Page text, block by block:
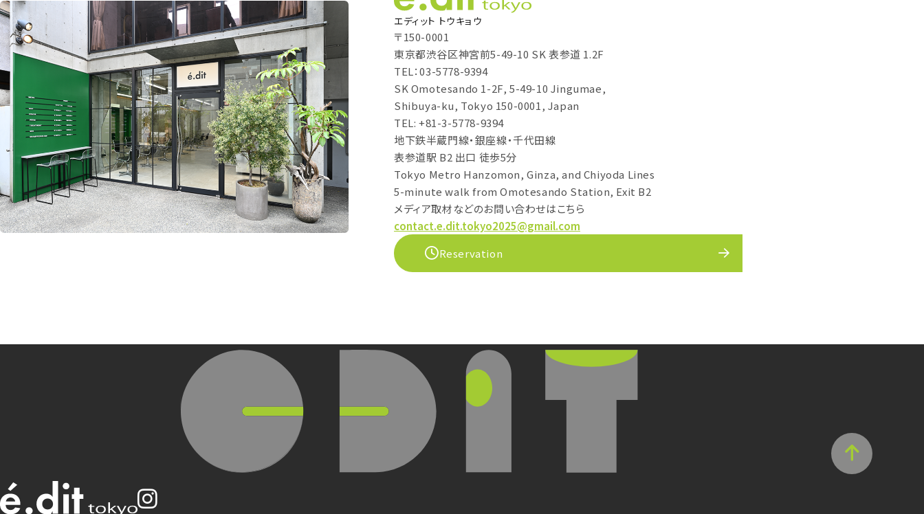
エディット トウキョウ
〒150-0001
東京都渋谷区神宮前5-49-10 SK 表参道 1.2F
TEL：03-5778-9394
SK Omotesando 1-2F, 5-49-10 Jingumae,
Shibuya-ku, Tokyo 150-0001, Japan
TEL: +81-3-5778-9394
地下鉄半蔵門線・銀座線・千代田線
表参道駅 B2 出口 徒歩5分
Tokyo Metro Hanzomon, Ginza, and Chiyoda Lines
5-minute walk from Omotesando Station, Exit B2
メディア取材などのお問い合わせはこちら
contact.e.dit.tokyo2025@gmail.com
Reservation